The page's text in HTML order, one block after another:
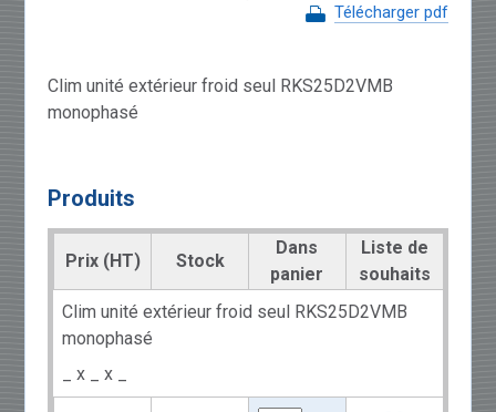
Télécharger pdf
Clim unité extérieur froid seul RKS25D2VMB
monophasé
Produits
Prix (HT) Stock
Dans
panier
Liste de
souhaits
Clim unité extérieur froid seul RKS25D2VMB
monophasé
_ x _ x _